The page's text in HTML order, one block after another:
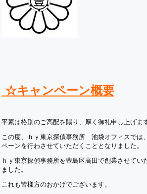
☆キャンペーン概要
平素は格別のご高配を賜り、厚く御礼申し上げま
この度、ｈｙ東京探偵事務所 池袋オフィスでは
ペーンを行わさせていただくこととなりました。
ｈｙ東京探偵事務所を豊島区高田で創業させて
ました。
これも皆様方のおかげでございます。